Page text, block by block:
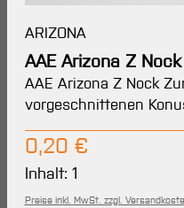
ARIZONA
AAE Arizona Z
AAE Arizona Z Nock
vorgeschnittenen
Regulärer Preis:
0,20 €
Inhalt: 1
Preise inkl. MwSt. zzgl.